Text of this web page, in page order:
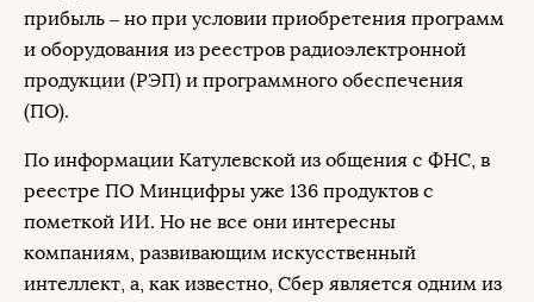
прибыль – но при условии приобретения программ
и оборудования из реестров радиоэлектронной
продукции (РЭП) и программного обеспечения
(ПО).
По информации Катулевской из общения с ФНС, в
реестре ПО Минцифры уже 136 продуктов с
пометкой ИИ. Но не все они интересны
компаниям, развивающим искусственный
интеллект, а, как известно, Сбер является одним из